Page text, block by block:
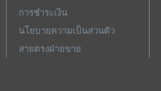
การชำระเงิน
นโยบายความเป็นส่วนตัว
สายตรงฝ่ายขาย